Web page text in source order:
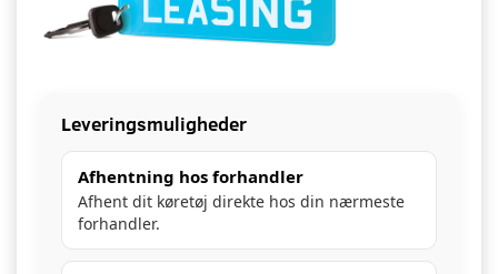
Leveringsmuligheder
Afhentning hos forhandler
Afhent dit køretøj direkte hos din nærmeste
forhandler.